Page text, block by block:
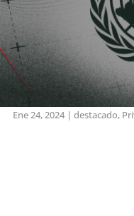
Ene 24, 2024| destacado,